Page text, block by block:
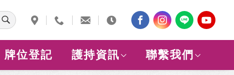
牌位登記 護持資訊 聯繫我們